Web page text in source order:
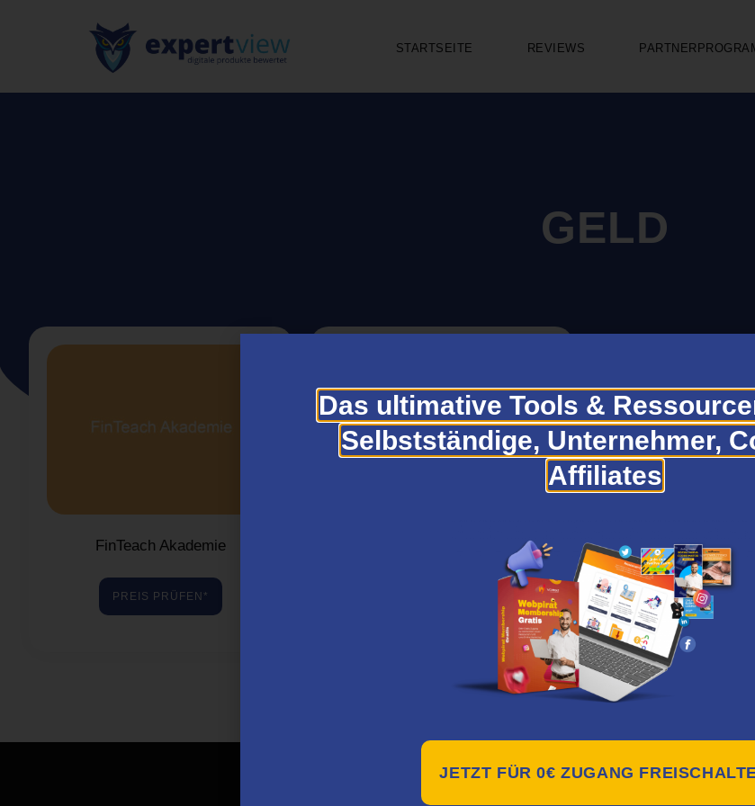
STARTSEITE REVIEWS
GELD
FinTeach Akademie
PREIS PRÜFEN*
Das ultimative Tools &
Selbstständige, Unternehmer,
Affiliates
JETZT FÜR 0€ ZUGANG